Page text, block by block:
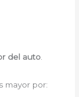
del auto
mayor por: